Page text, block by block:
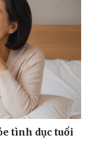
tình dục tuổi